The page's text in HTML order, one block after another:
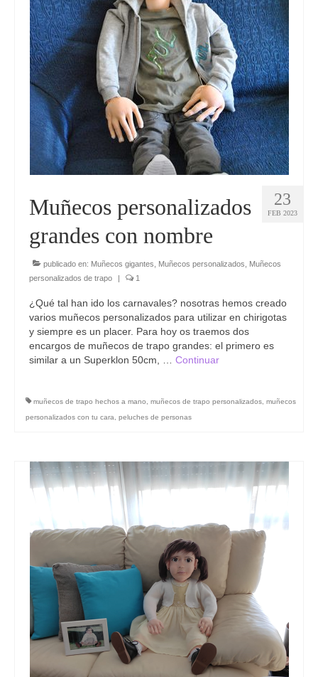
23
FEB 2023
Muñecos personalizados
grandes con nombre
publicado en: Muñecos gigantes Muñecos personalizados
Muñecos
personalizados de trapo
| 1
¿Qué tal han ido los carnavales? nosotras hemos creado
varios muñecos personalizados para utilizar en chirigotas
y siempre es un placer. Para hoy os traemos dos
encargos de muñecos de trapo grandes: el primero es
similar a un Superklon 50cm, … Continuar
muñecos de trapo hechos a mano muñecos de trapo personalizados muñecos
personalizados con tu cara
peluches de personas